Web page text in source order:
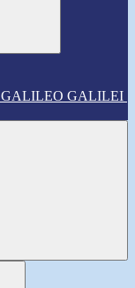
GALILEO GALILEI